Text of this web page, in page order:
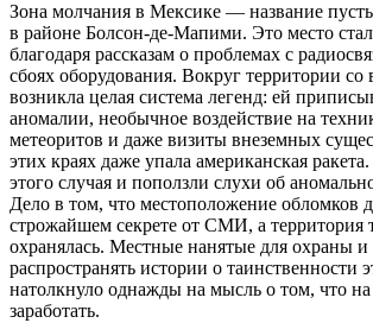
Зона молчания в Мексике — название
в районе Болсон-де-Мапими. Это место
благодаря рассказам о проблемах с
сбоях оборудования. Вокруг территории со
возникла целая система легенд: ей
аномалии, необычное воздействие на
метеоритов и даже визиты внеземных
этих краях даже упала американская
этого случая и поползли слухи об
Дело в том, что местоположение обломков
строжайшем секрете от СМИ, а территория
охранялась. Местные нанятые для охраны и
распространять истории о таинственности
натолкнуло однажды на мысль о том, что
заработать.